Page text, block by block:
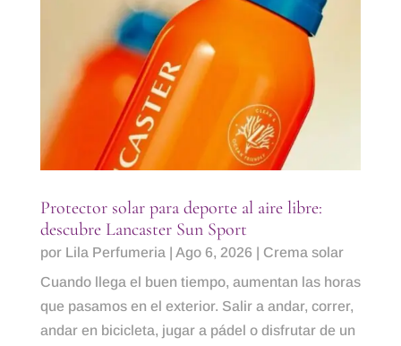
Protector solar para deporte al aire libre:
descubre Lancaster Sun Sport
por Lila Perfumeria| Ago 6, 2026 | Crema solar
Cuando llega el buen tiempo, aumentan las horas
que pasamos en el exterior. Salir a andar, correr,
andar en bicicleta, jugar a pádel o disfrutar de un